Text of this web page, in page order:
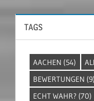
TAGS
AACHEN (54)
BEWERTUNGEN (9)
ECHT WAHR? (70)